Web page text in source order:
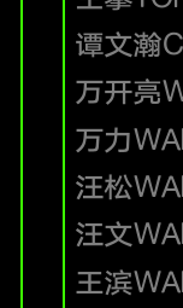
谭文瀚
万开亮
万力
汪松
汪文
王滨